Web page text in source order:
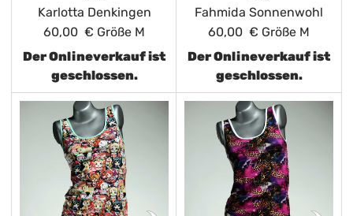
Karlotta Denkingen
60,00 € Größe M
Der Onlineverkauf ist
geschlossen.
Fahmida Sonnenwohl
60,00 € Größe M
Der Onlineverkauf ist
geschlossen.